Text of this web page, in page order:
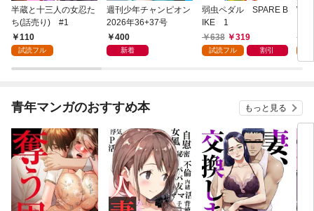
半蔵と十三人の女忍た
ち(話売り) #1
110
試読フル
週刊少年チャンピオン
2026年36+37号
400
新着
弱虫ペダル SPARE B
IKE 1
638
319
試読フル 割引
青年マンガのおすすめ本 もっと見る